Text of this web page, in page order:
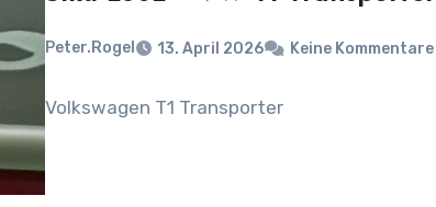
Peter.Rogel 13. April 2026 Keine Kommentare
Volkswagen T1 Transporter